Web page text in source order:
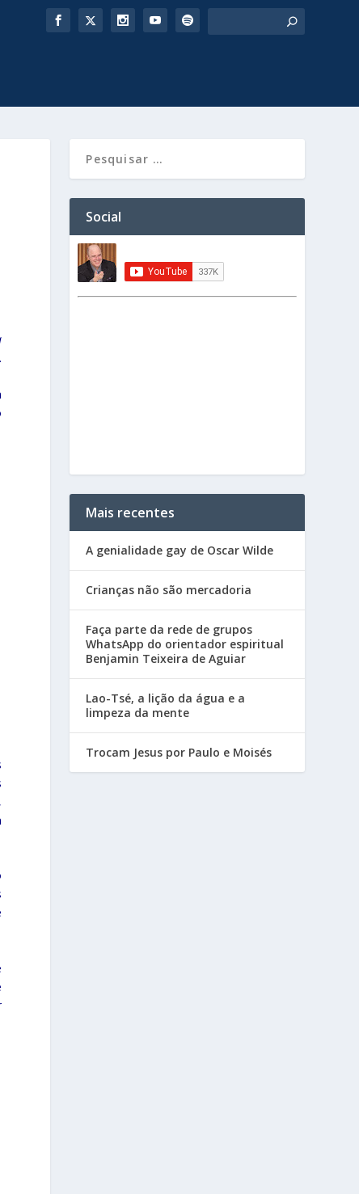
Social
Mais recentes
A genialidade gay de Oscar Wilde
Crianças não são mercadoria
Faça parte da rede de grupos
WhatsApp do orientador espiritual
Benjamin Teixeira de Aguiar
Lao-Tsé, a lição da água e a
limpeza da mente
Trocam Jesus por Paulo e Moisés